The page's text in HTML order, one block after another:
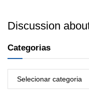
Discussion
Categorias